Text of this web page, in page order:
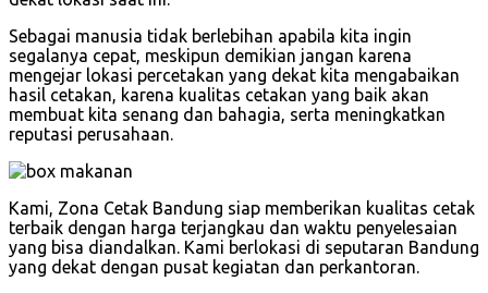
Sebagai manusia tidak berlebihan apabila kita ingin
segalanya cepat, meskipun demikian jangan karena
mengejar lokasi percetakan yang dekat kita mengabaikan
hasil cetakan, karena kualitas cetakan yang baik akan
membuat kita senang dan bahagia, serta meningkatkan
reputasi perusahaan.
Kami, Zona Cetak Bandung siap memberikan kualitas cetak
terbaik dengan harga terjangkau dan waktu penyelesaian
yang bisa diandalkan. Kami berlokasi di seputaran Bandung
yang dekat dengan pusat kegiatan dan perkantoran.